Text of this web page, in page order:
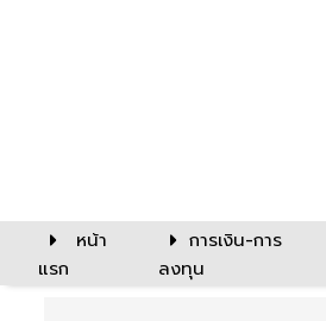
หน้า
แรก
การเงิน-การ
ลงทุน